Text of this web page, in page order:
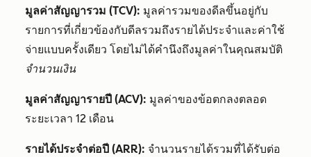
มูลค่าสัญญารวม (TCV): มูลค่ารวมของดีลขึ้นอยู่กับ
รายการที่เกี่ยวข้องกับดีลรวมถึงรายได้ประจำและค่าใช้
จ่ายแบบครั้งเดียว โดยไม่ได้คำนึงถึงมูลค่าในคุณสมบัติ
จำนวนเงิน
มูลค่าสัญญารายปี (ACV): มูลค่าของข้อตกลงตลอด
ระยะเวลา 12 เดือน
รายได้ประจำต่อปี (ARR): จำนวนรายได้รวมที่ได้รับต่อ